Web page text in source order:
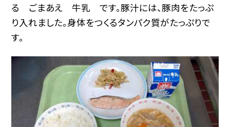
る ごまあえ 牛乳 です。豚汁には、豚肉をたっぷ
り入れました。身体をつくるタンパク質がたっぷりで
す。